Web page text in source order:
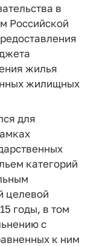
в
Российской
жилья
жилищных
для
категорий
целевой
годы, в том
с
к ним